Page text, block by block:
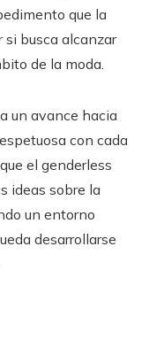
que la
busca alcanzar
de la moda.
un avance hacia
con cada
el genderless
ideas sobre la
un entorno
desarrollarse